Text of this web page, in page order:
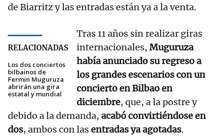
de Biarritz y las entradas están ya a la venta.
RELACIONADAS
Los dos conciertos
bilbainos de
Fermin Muguruza
abrirán una gira
estatal y mundial
Tras 11 años sin realizar giras
internacionales, Muguruza
había anunciado su regreso a
los grandes escenarios con un
concierto en Bilbao en
diciembre, que, a la postre y
debido a la demanda, acabó convirtiéndose en
dos, ambos con lasentradas ya agotadas.